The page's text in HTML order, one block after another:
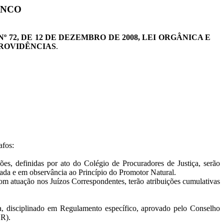
72, DE 12 DE DEZEMBRO DE 2008, LEI ORGÂNICA E
.
definidas por ato do Colégio de Procuradores de Justiça, serão
e em observância ao Princípio do Promotor Natural.
atuação nos Juízos Correspondentes, terão atribuições cumulativas
em Regulamento específico, aprovado pelo Conselho